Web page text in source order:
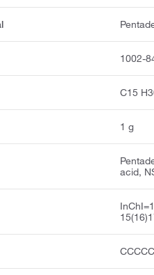
1002-
C15
1 g
acid,